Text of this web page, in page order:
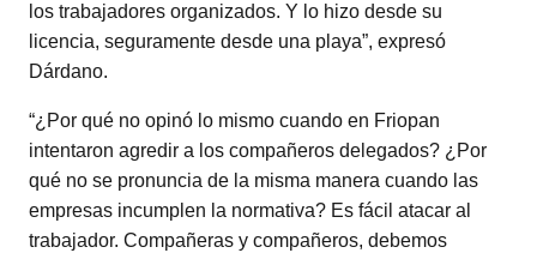
los trabajadores organizados. Y lo hizo desde su
licencia, seguramente desde una playa”, expresó
Dárdano.
“¿Por qué no opinó lo mismo cuando en Friopan
intentaron agredir a los compañeros delegados? ¿Por
qué no se pronuncia de la misma manera cuando las
empresas incumplen la normativa? Es fácil atacar al
trabajador. Compañeras y compañeros, debemos